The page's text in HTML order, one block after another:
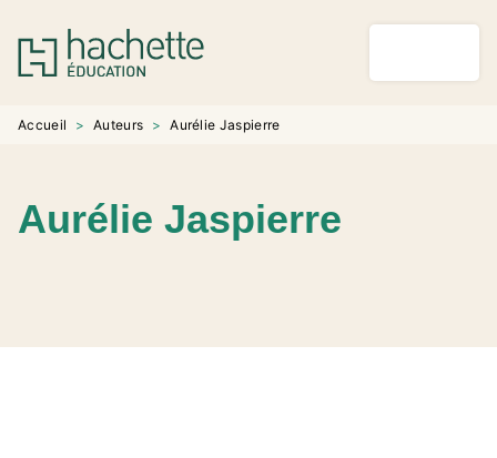
MENU RECHERCHE
PIED DE PAGE
Accueil > Auteurs > Aurélie Jaspierre
Aurélie Jaspierre